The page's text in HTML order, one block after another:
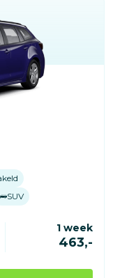
SUV
1 week
463,-